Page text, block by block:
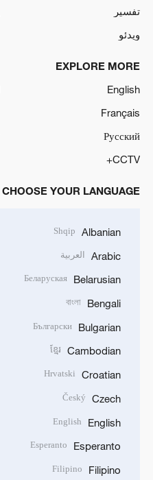
تفسیر
ویدئو
EXPLORE MORE
English
Français
Русский
CCTV+
CHOOSE YOUR LANGUAGE
Albanian
Shqip
Arabic العربية
Belarusian
Беларуская
Bengali
বাংলা
Bulgarian
Български
Cambodian
ខ្មែរ
Croatian
Hrvatski
Czech
Český
English
English
Esperanto
Esperanto
Filipino
Filipino